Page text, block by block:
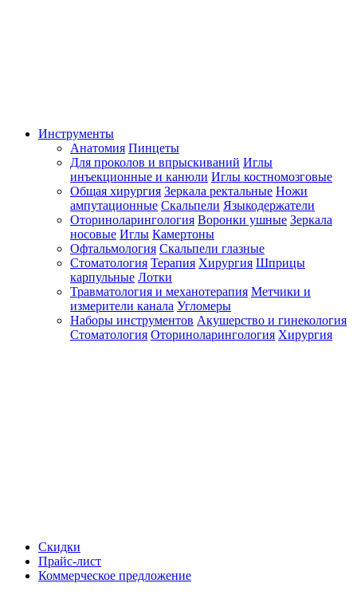
Инструменты
Анатомия Пинцеты
Для проколов и впрыскиваний Иглы
инъекционные и канюли Иглы костномозговые
Общая хирургия Зеркала ректальные Ножи
ампутационные Скальпели Языкодержатели
Оториноларингология Воронки ушные Зеркала
носовые Иглы Камертоны
Офтальмология Скальпели глазные
Стоматология Терапия Хирургия Шприцы
карпульные Лотки
Травматология и механотерапия Метчики и
измерители канала Угломеры
Наборы инструментов Акушерство и гинекология
Стоматология Оториноларингология Хирургия
Скидки
Прайс-лист
Коммерческое предложение